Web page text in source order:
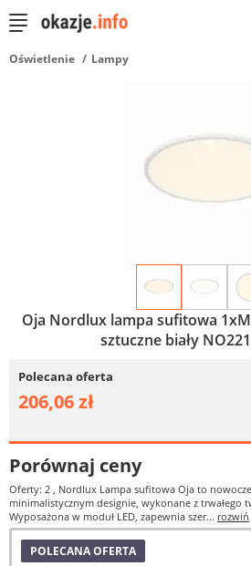
Oświetlenie Lampy
Oja Nordlux lampa sufitowa
sztuczne biały
Polecana oferta
206,06 zł
Porównaj ceny
Oferty: 2 , Nordlux Lampa sufitowa Oja to
minimalistycznym designie, wykonane z trwałego
Wyposażona w moduł LED, zapewnia szer... rozwiń
POLECANA OFERTA